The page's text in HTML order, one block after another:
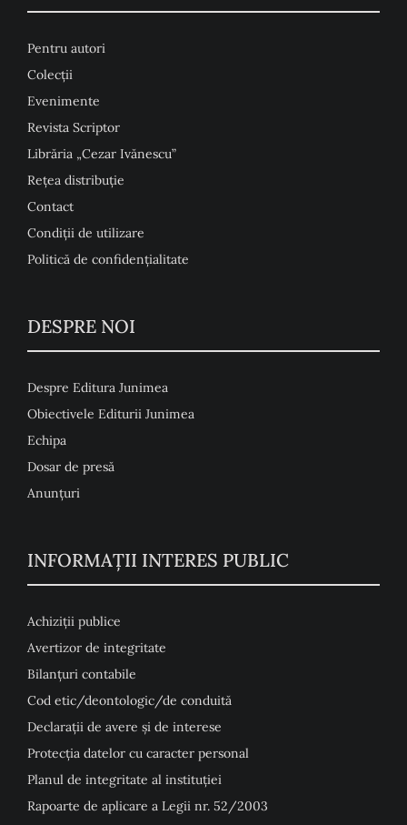
Pentru autori
Colecţii
Evenimente
Revista Scriptor
Librăria „Cezar Ivănescu”
Rețea distribuție
Contact
Condiţii de utilizare
Politică de confidențialitate
DESPRE NOI
Despre Editura Junimea
Obiectivele Editurii Junimea
Echipa
Dosar de presă
Anunţuri
INFORMAȚII INTERES PUBLIC
Achiziții publice
Avertizor de integritate
Bilanțuri contabile
Cod etic/deontologic/de conduită
Declarații de avere și de interese
Protecția datelor cu caracter personal
Planul de integritate al instituției
Rapoarte de aplicare a Legii nr. 52/2003